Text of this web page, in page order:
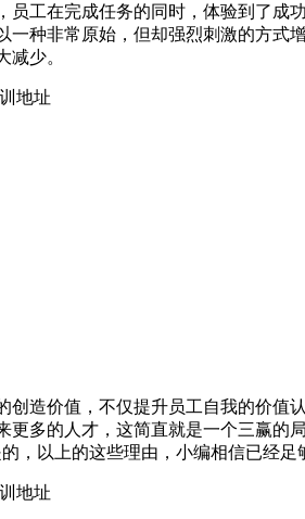
员工在完成任务的同时，体验到了成
一种非常原始，但却强烈刺激的方式
减少。
地址
创造价值，不仅提升员工自我的价值
更多的人才，这简直就是一个三赢的
，以上的这些理由，小编相信已经足
地址